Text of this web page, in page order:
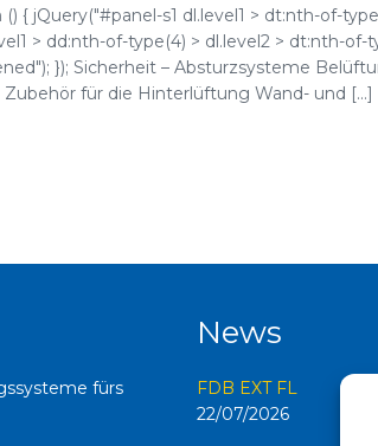
s1 dl.level1 > dt:nth-of-
> dd:nth-of-type(4) > dl.level2 > dt:nth-of-
}); Sicherheit – Absturzsysteme
für die Hinterlüftung Wand- und [...]
fürs
News
FDB EXT FL
22/07/2026